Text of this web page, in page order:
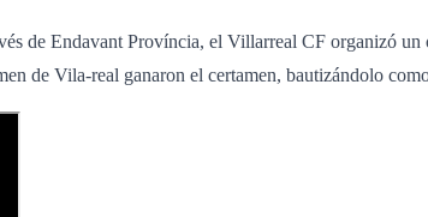
de Endavant Província, el Villarreal CF organizó
de Vila-real ganaron el certamen, bautizándolo